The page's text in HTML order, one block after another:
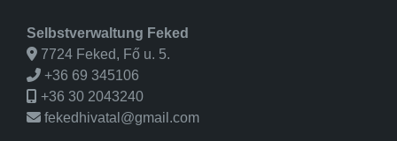
Selbstverwaltung Feked
7724 Feked, Fő u. 5.
+36 69 345106
+36 30 2043240
fekedhivatal@gmail.com